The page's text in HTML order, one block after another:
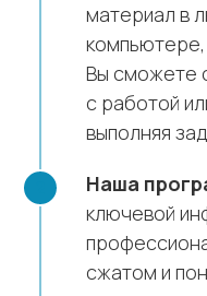
материал в
Вы сможете
с работой
выполняя
Наша
ключевой
сжатом и